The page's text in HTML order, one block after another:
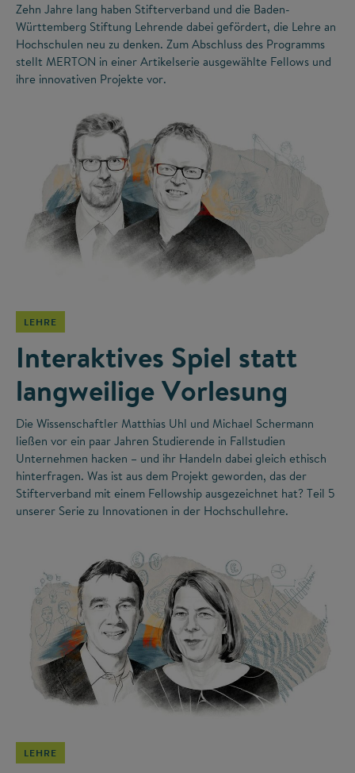
Zehn Jahre lang haben Stifterverband und die Baden-
Württemberg Stiftung Lehrende dabei gefördert, die Lehre an
Hochschulen neu zu denken. Zum Abschluss des Programms
stellt MERTON in einer Artikelserie ausgewählte Fellows und
ihre innovativen Projekte vor.
LEHRE
Interaktives Spiel statt
langweilige Vorlesung
Die Wissenschaftler Matthias Uhl und Michael Schermann
ließen vor ein paar Jahren Studierende in Fallstudien
Unternehmen hacken – und ihr Handeln dabei gleich ethisch
hinterfragen. Was ist aus dem Projekt geworden, das der
Stifterverband mit einem Fellowship ausgezeichnet hat? Teil 5
unserer Serie zu Innovationen in der Hochschullehre.
LEHRE